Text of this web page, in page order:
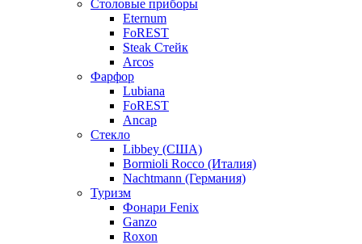
Столовые приборы
Eternum
FoREST
Steak Стейк
Arcos
Фарфор
Lubiana
FoREST
Ancap
Стекло
Libbey (США)
Bormioli Rocco (Италия)
Nachtmann (Германия)
Туризм
Фонари Fenix
Ganzo
Roxon